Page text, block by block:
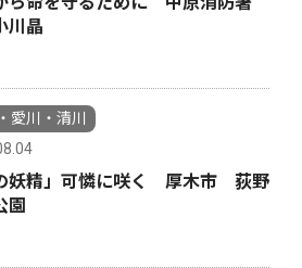
晶
愛川・清川
妖精」可憐に咲く 厚木市 荻野
園